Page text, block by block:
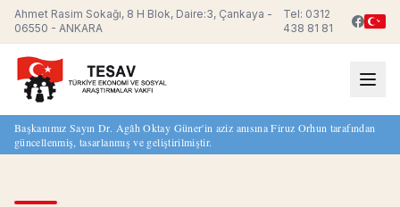
Ahmet Rasim Sokağı, 8 H Blok, Daire:3, Çankaya -
06550 - ANKARA
Tel: 0312
438 81 81
Başkanımız Sayın Dr. Agâh Oktay Güner'in aziz anısına Firuz Orhun tarafından
güncellenmiş, tasarlanmış ve geliştirilmiştir.